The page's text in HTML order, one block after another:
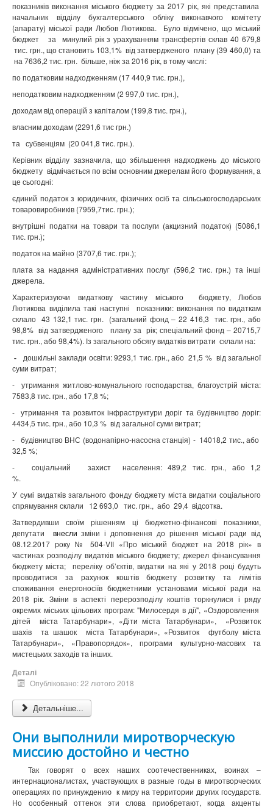
показників виконання міського бюджету за 2017 рік, які представила
начальник відділу бухгалтерського обліку виконавчого комітету
(апарату) міської ради Любов Лютикова.
Було відмічено, що міський
бюджет
за
минулий рік з урахуванням трансфертів склав 40 679,8
тис. грн., що становить 103,1% від затвердженого плану (39 460,0) та
на 7636,2 тис. грн. більше, ніж за 2016 рік, в тому числі:
по податковим надходженням (17 440,9 тис. грн.),
неподатковим надходженням (2 997,0 тис. грн.),
доходам від операцій з капіталом (199,8 тис. грн.),
власним доходам (2291,6 тис грн.)
та субвенціям (20 041,8 тис. грн.).
Керівник відділу зазначила, що збільшення надходжень до міського
бюджету відмічається по всім основним джерелам його формування, а
це сьогодні:
єдиний податок з юридичних, фізичних осіб та сільськогосподарських
товаровиробників (7959,7тис. грн.);
внутрішні податки на товари та послуги (акцизний податок) (5086,1
тис. грн.);
податок на майно (3707,6 тис. грн.);
плата за надання адміністративних послуг (596,2 тис. грн.) та інші
джерела.
Характеризуючи видаткову частину міського
бюджету, Любов
Лютикова виділила такі наступні
показники: виконання по видаткам
склало 43 132,1 тис. грн. (загальний фонд – 22 416,3 тис. грн., або
98,8% від затвердженого плану за рік; спеціальний фонд – 20715,7
тис. грн., або 98,4%). Із загального обсягу видатків витрати склали на:
- дошкільні заклади освіти: 9293,1 тис. грн., або 21,5 % від загальної
суми витрат;
-
утримання житлово-комунального господарства, благоустрій міста:
7583,8 тис. грн., або 17,8 %;
-
утримання та розвиток інфраструктури доріг та будівництво доріг:
4434,5 тис. грн., або 10,3 % від загальної суми витрат;
- будівництво ВНС (водонапірно-насосна станція) - 14018,2 тис., або
32,5 %;
-
соціальний захист
населення: 489,2 тис. грн., або 1,2
%.
У сумі видатків загального фонду бюджету міста видатки соціального
спрямування склали
12 693,0 тис. грн., або 29,4 відсотка.
Затвердившисвоїм рішенням ці бюджетно-фінансові показники,
депутати
внеслизміни і доповнення до рішення міської ради від
08.12.2017 року № 504-VIІ «Про міський бюджет на 2018 рік» в
частинах розподілу видатків міського бюджету; джерел фінансування
бюджету міста;
переліку об’єктів, видатки на які у 2018 році будуть
проводитися за рахунок коштів бюджету розвитку та лімітів
споживання енергоносіїв бюджетними установами міської ради на
2018 рік. Зміни в аспекті перерозподілу коштів торкнулися і ряду
окремих міських цільових програм: "Милосердя в дії", «Оздоровлення
дітей
міста Татарбунари», «Діти міста Татарбунари»,
«Розвиток
шахів
та шашок міста Татарбунари», «Розвиток
футболу міста
Татарбунари», «Правопорядок», програми культурно-масових та
мистецьких заходів та інших.
Деталі
Опубліковано: 22 лютого 2018
Детальніше...
Они выполнили миротворческую
миссию достойно и честно
Так говорят о всех наших соотечественниках, воинах –
интернационалистах, участвующих в разные годы в миротворческих
операциях по принуждению к миру на территории других государств.
Но особенный оттенок эти слова приобретают, когда акценты